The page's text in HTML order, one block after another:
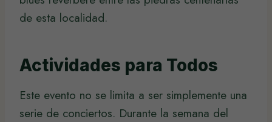
de esta localidad.
Actividades para Todos
Este evento no se limita a ser simplemente una
serie de conciertos. Durante la semana del